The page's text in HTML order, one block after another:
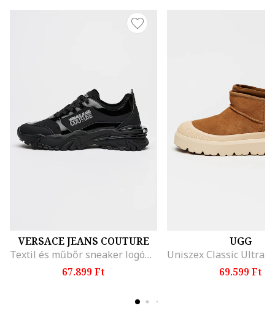
VERSACE JEANS COUTURE
Textil és műbőr sneaker logómintával az oldalán, Fekete
67.899 Ft
UGG
69.599 Ft